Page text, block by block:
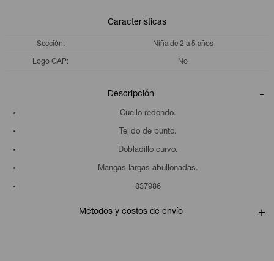
Características
Sección Niña de 2 a 5 años
Logo GAP No
Descripción
Cuello redondo.
Tejido de punto.
Dobladillo curvo.
Mangas largas abullonadas.
837986
Métodos y costos de envío